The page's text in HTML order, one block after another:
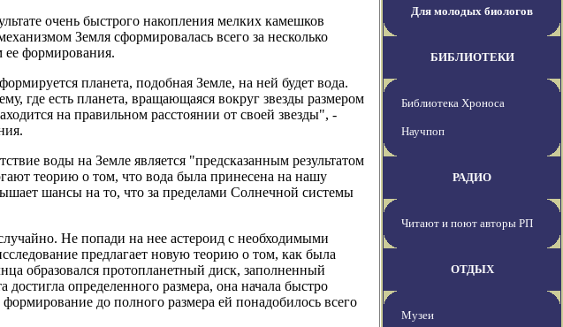
очень быстрого накопления мелких камешков
Земля сформировалась всего за несколько
ее формирования.
планета, подобная Земле, на ней будет вода.
где есть планета, вращающаяся вокруг звезды размером
на правильном расстоянии от своей звезды", -
воды на Земле является "предсказанным результатом
теорию о том, что вода была принесена на нашу
шансы на то, что за пределами Солнечной системы
Не попади на нее астероид с необходимыми
предлагает новую теорию о том, как была
образовался протопланетный диск, заполненный
определенного размера, она начала быстро
до полного размера ей понадобилось всего
Для молодых биологов
БИБЛИОТЕКИ
Библиотека Хроноса
Научпоп
РАДИО
Читают и поют авторы РП
ОТДЫХ
Музеи